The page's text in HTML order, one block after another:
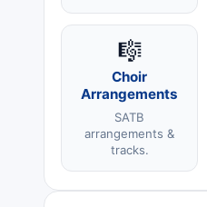
🎼
Choir
Arrangements
SATB
arrangements &
tracks.